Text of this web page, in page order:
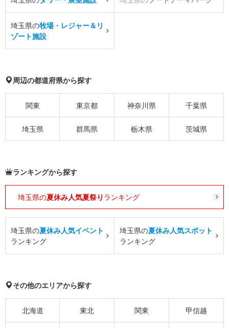
埼玉県の牧場・レジャー＆リ
ゾート施設
周辺の都道府県から探す
関東 東京都 神奈川県 千葉県
埼玉県 群馬県 栃木県 茨城県
ランキングから探す
埼玉県の夏休み人気夏祭り ランキング
埼玉県の夏休み人気イベント
ランキング
埼玉県の夏休み人気スポット
ランキング
その他のエリアから探す
北海道 東北 関東 甲信越